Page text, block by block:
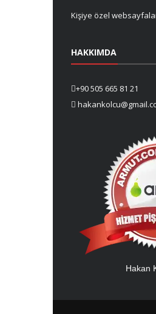
Kişiye özel
HAKKIMDA
+90 505 665 81 21
Hakan